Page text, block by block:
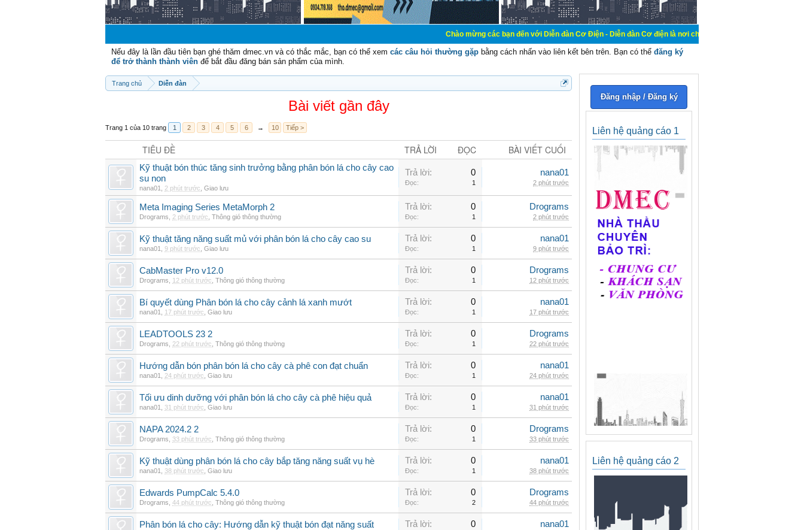
Chào mừng các bạn đến với Diễn đàn Cơ Điện - Diễn đàn Cơ điện là nơi chia sẽ kiến thức kinh nghiệm trong
Nếu đây là lần đầu tiên bạn ghé thăm dmec.vn và có thắc mắc, bạn có thể xem các câu hỏi thường gặp bằng cách nhấn vào liên kết bên trên. Bạn có thể đăng ký
để trở thành thành viên để bắt đầu đăng bán sản phẩm của mình.
Trang chủ Diễn đàn
Bài viết gần đây
Trang 1 của 10 trang 1 2 3 4 5 6 → 10 Tiếp >
TIÊU ĐỀ TRẢ LỜI ĐỌC BÀI VIẾT CUỐI
Kỹ thuật bón thúc tăng sinh trưởng bằng phân bón lá cho cây cao
su non
nana01 2 phút trước Giao lưu
Trả lời: 0
Đọc: 1
nana01
2 phút trước
Meta Imaging Series MetaMorph 2
Drograms 2 phút trước Thông gió thông thường
Trả lời: 0
Đọc: 1
Drograms
2 phút trước
Kỹ thuật tăng năng suất mủ với phân bón lá cho cây cao su
nana01 9 phút trước Giao lưu
Trả lời: 0
Đọc: 1
nana01
9 phút trước
CabMaster Pro v12.0
Drograms 12 phút trước Thông gió thông thường
Trả lời: 0
Đọc: 1
Drograms
12 phút trước
Bí quyết dùng Phân bón lá cho cây cảnh lá xanh mướt
nana01 17 phút trước Giao lưu
Trả lời: 0
Đọc: 1
nana01
17 phút trước
LEADTOOLS 23 2
Drograms 22 phút trước Thông gió thông thường
Trả lời: 0
Đọc: 1
Drograms
22 phút trước
Hướng dẫn bón phân bón lá cho cây cà phê con đạt chuẩn
nana01 24 phút trước Giao lưu
Trả lời: 0
Đọc: 1
nana01
24 phút trước
Tối ưu dinh dưỡng với phân bón lá cho cây cà phê hiệu quả
nana01 31 phút trước Giao lưu
Trả lời: 0
Đọc: 1
nana01
31 phút trước
NAPA 2024.2 2
Drograms 33 phút trước Thông gió thông thường
Trả lời: 0
Đọc: 1
Drograms
33 phút trước
Kỹ thuật dùng phân bón lá cho cây bắp tăng năng suất vụ hè
nana01 38 phút trước Giao lưu
Trả lời: 0
Đọc: 1
nana01
38 phút trước
Edwards PumpCalc 5.4.0
Drograms 44 phút trước Thông gió thông thường
Trả lời: 0
Đọc: 2
Drograms
44 phút trước
Phân bón lá cho cây: Hướng dẫn kỹ thuật bón đạt năng suất Trả lời: 0 nana01
Đăng nhập / Đăng ký
Liên hệ quảng cáo 1
Liên hệ quảng cáo 2